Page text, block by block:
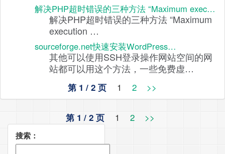
解决PHP超时错误的三种方法 “Maximum exec…
解决PHP超时错误的三种方法 “Maximum
execution …
sourceforge.net快速安装WordPress…
其他可以使用SSH登录操作网站空间的网
站都可以用这个方法，一些免费虚…
第 1 / 2 页 1 2 >>
第 1 / 2 页 1 2 >>
搜索：